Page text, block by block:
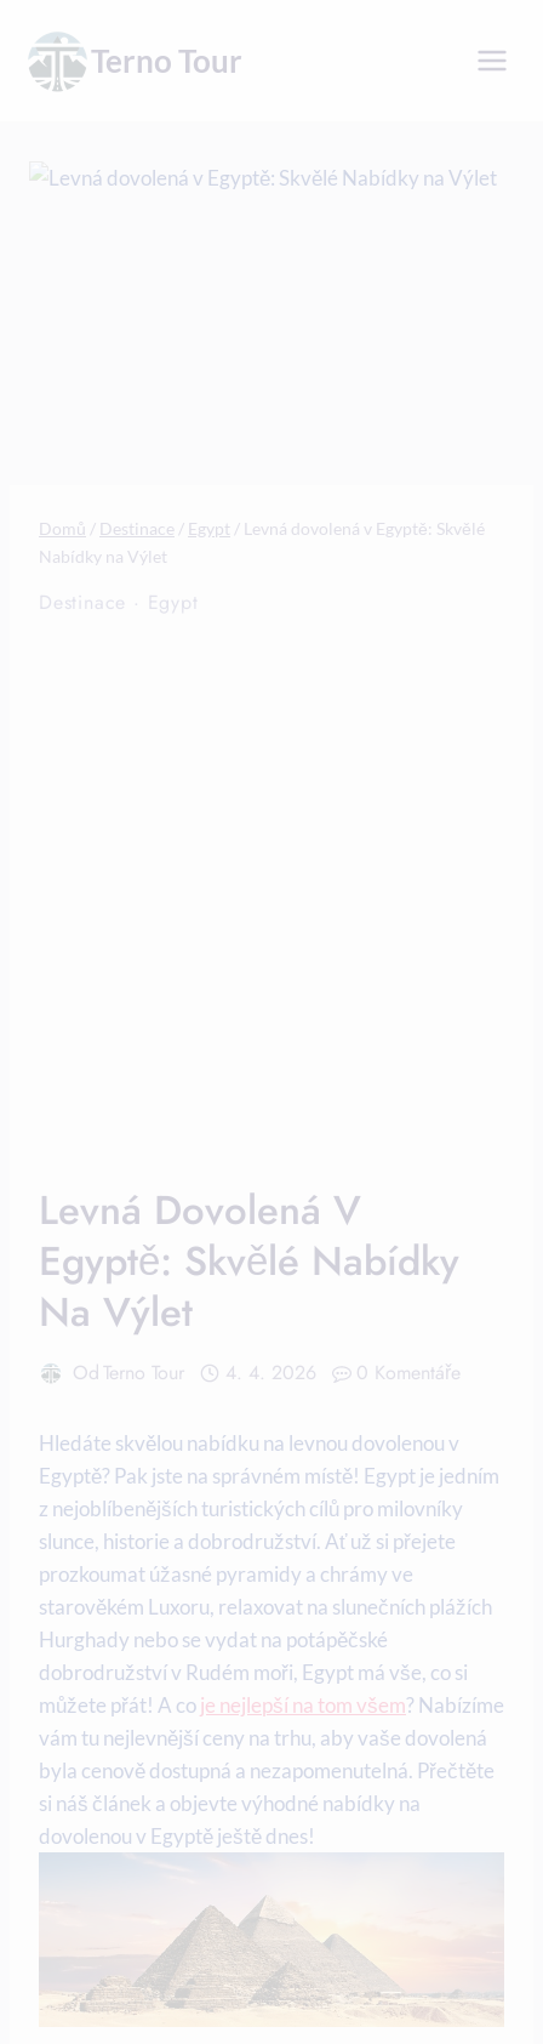
obsah
Terno Tour
Domů / Destinace / Egypt / Levná dovolená v Egyptě: Skvělé
Nabídky na Výlet
Destinace · Egypt
Levná Dovolená V
Egyptě: Skvělé Nabídky
Na Výlet
OdTerno Tour 4. 4. 2026 0 Komentáře
Hledáte skvělou nabídku na levnou dovolenou v
Egyptě? Pak jste na správném místě! Egypt je jedním
z nejoblíbenějších turistických cílů pro milovníky
slunce, historie a dobrodružství. Ať už si přejete
prozkoumat úžasné pyramidy a chrámy ve
starověkém Luxoru, relaxovat na slunečních plážích
Hurghady nebo se vydat na potápěčské
dobrodružství v Rudém moři, Egypt má vše, co si
můžete přát! A coje nejlepší na tom všem? Nabízíme
vám tu nejlevnější ceny na trhu, aby vaše dovolená
byla cenově dostupná a nezapomenutelná. Přečtěte
si náš článek a objevte výhodné nabídky na
dovolenou v Egyptě ještě dnes!